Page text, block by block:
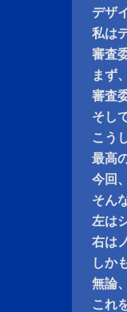
デザ
私は
審査
まず
審査
そし
こう
最高
今回
そん
左は
右は
しか
無論
これ